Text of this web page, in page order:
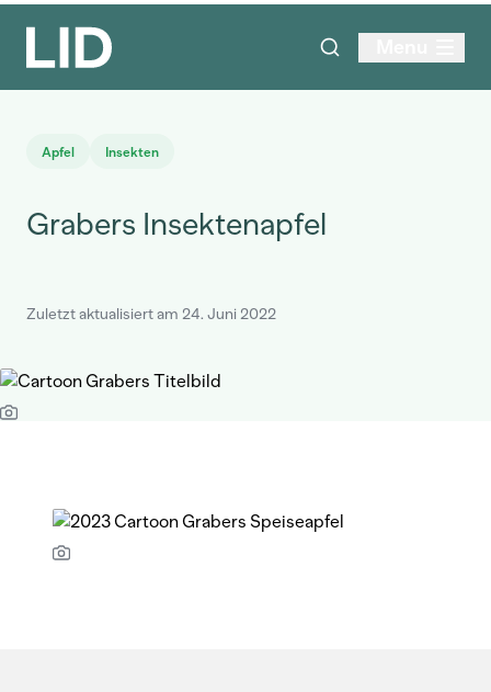
Apfel Insekten
Grabers Insektenapfel
Zuletzt aktualisiert am 24. Juni 2022